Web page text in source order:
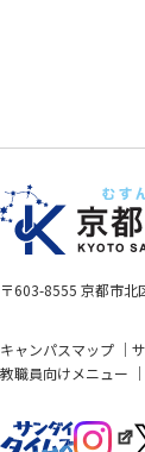
〒603-8555 京都市北
キャンパスマップ
教職員向けメニュー